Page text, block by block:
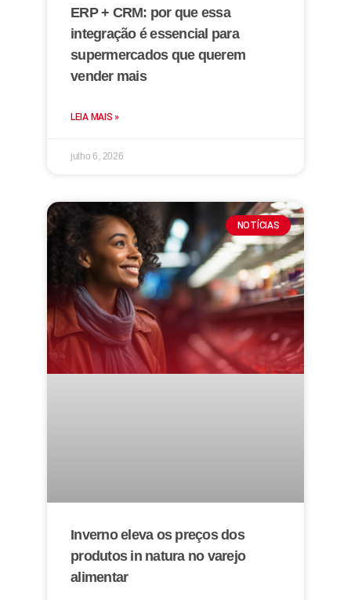
ERP + CRM: por que essa
integração é essencial para
supermercados que querem
vender mais
LEIA MAIS »
julho 6, 2026
NOTÍCIAS
Inverno eleva os preços dos
produtos in natura no varejo
alimentar